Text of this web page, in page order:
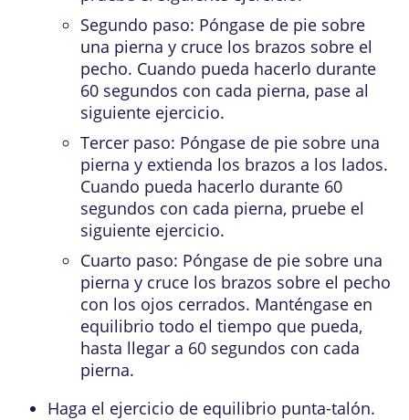
Segundo paso: Póngase de pie sobre
una pierna y cruce los brazos sobre el
pecho. Cuando pueda hacerlo durante
60 segundos con cada pierna, pase al
siguiente ejercicio.
Tercer paso: Póngase de pie sobre una
pierna y extienda los brazos a los lados.
Cuando pueda hacerlo durante 60
segundos con cada pierna, pruebe el
siguiente ejercicio.
Cuarto paso: Póngase de pie sobre una
pierna y cruce los brazos sobre el pecho
con los ojos cerrados. Manténgase en
equilibrio todo el tiempo que pueda,
hasta llegar a 60 segundos con cada
pierna.
Haga el ejercicio de equilibrio punta-talón.